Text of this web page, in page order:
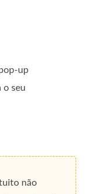
up
o seu
não